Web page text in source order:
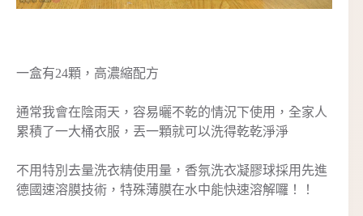
一盒有24顆，高濃縮配方
通常我會在陰雨天，容易曬不乾的情況下使用，全家人
累積了一大桶衣服，丟一顆就可以洗得乾乾淨淨
不用特別去量洗衣精使用量，香氛洗衣凝膠球採用先進
德國速溶膜技術，特殊薄膜在水中能快速溶解囉！！